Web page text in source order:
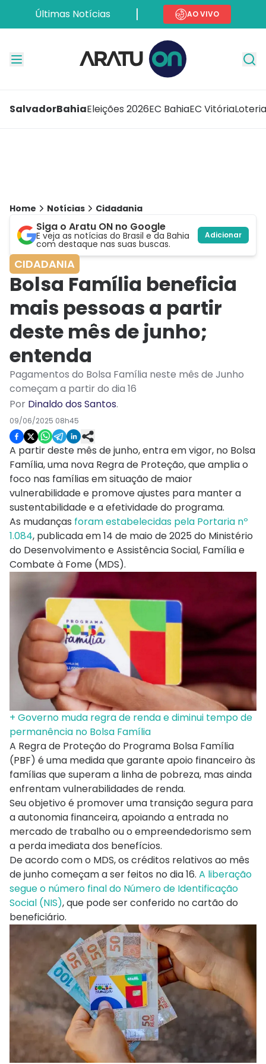
Últimas Notícias AO VIVO
SalvadorBahiaEleições 2026EC BahiaEC Vitória
Home Notícias Cidadania
Siga o Aratu ON no Google
E veja as notícias do Brasil e da Bahia
com destaque nas suas buscas.
Adicionar
CIDADANIA
Bolsa Família beneficia
mais pessoas a partir
deste mês de junho;
entenda
Pagamentos do Bolsa Família neste mês de Junho
começam a partir do dia 16
Por Dinaldo dos Santos.
09/06/2025 08h45
A partir deste mês de junho, entra em vigor, no Bolsa
Família, uma nova Regra de Proteção, que amplia o
foco nas famílias em situação de maior
vulnerabilidade e promove ajustes para manter a
sustentabilidade e a efetividade do programa.
As mudanças foram estabelecidas pela Portaria nº
1.084, publicada em 14 de maio de 2025 do Ministério
do Desenvolvimento e Assistência Social, Família e
Combate à Fome (MDS).
+ Governo muda regra de renda e diminui tempo de
permanência no Bolsa Família
A Regra de Proteção do Programa Bolsa Família
(PBF) é uma medida que garante apoio financeiro às
famílias que superam a linha de pobreza, mas ainda
enfrentam vulnerabilidades de renda.
Seu objetivo é promover uma transição segura para
a autonomia financeira, apoiando a entrada no
mercado de trabalho ou o empreendedorismo sem
a perda imediata dos benefícios.
De acordo com o MDS, os créditos relativos ao mês
de junho começam a ser feitos no dia 16. A liberação
segue o número final do Número de Identificação
Social (NIS), que pode ser conferido no cartão do
beneficiário.